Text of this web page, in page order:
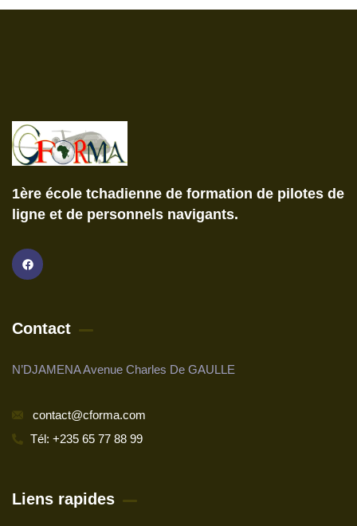
1ère école tchadienne de formation de pilotes de
ligne et de personnels navigants.
Contact
N’DJAMENA Avenue Charles De GAULLE
contact@cforma.com
Tél: +235 65 77 88 99
Liens rapides